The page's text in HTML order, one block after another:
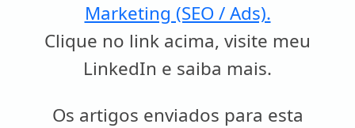
Marketing (SEO / Ads).
Clique no link acima, visite meu
LinkedIn e saiba mais.
Os artigos enviados para esta